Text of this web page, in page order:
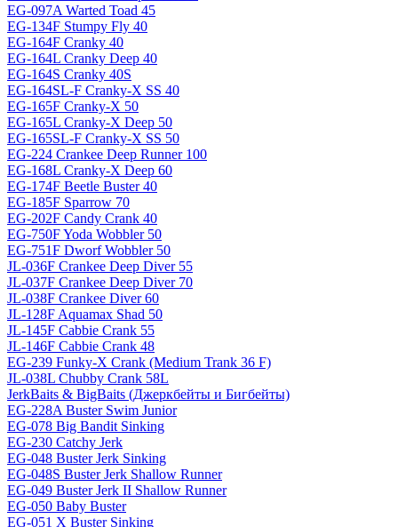
EG-097A Warted Toad 45
EG-134F Stumpy Fly 40
EG-164F Cranky 40
EG-164L Cranky Deep 40
EG-164S Cranky 40S
EG-164SL-F Cranky-X SS 40
EG-165F Cranky-X 50
EG-165L Cranky-X Deep 50
EG-165SL-F Cranky-X SS 50
EG-224 Crankee Deep Runner 100
EG-168L Cranky-X Deep 60
EG-174F Beetle Buster 40
EG-185F Sparrow 70
EG-202F Candy Crank 40
EG-750F Yoda Wobbler 50
EG-751F Dworf Wobbler 50
JL-036F Crankee Deep Diver 55
JL-037F Crankee Deep Diver 70
JL-038F Crankee Diver 60
JL-128F Aquamax Shad 50
JL-145F Cabbie Crank 55
JL-146F Cabbie Crank 48
EG-239 Funky-X Crank (Medium Trank 36 F)
JL-038L Chubby Crank 58L
JerkBaits & BigBaits (Джеркбейты и Бигбейты)
EG-228A Buster Swim Junior
EG-078 Big Bandit Sinking
EG-230 Catchy Jerk
EG-048 Buster Jerk Sinking
EG-048S Buster Jerk Shallow Runner
EG-049 Buster Jerk II Shallow Runner
EG-050 Baby Buster
EG-051 X Buster Sinking